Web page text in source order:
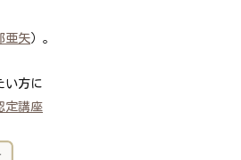
亜矢）。
い方に
定講座